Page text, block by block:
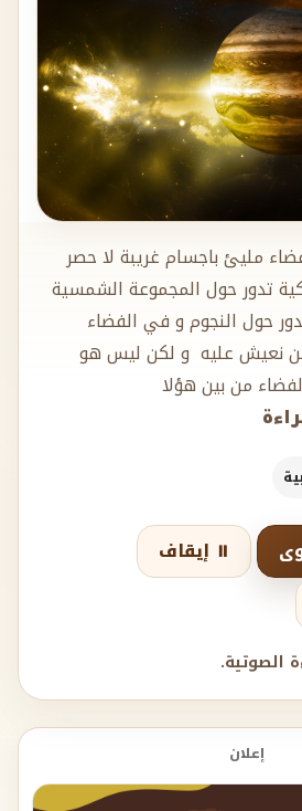
مليئ باجسام غريبة لا حصر
تدور حول المجموعة الشمسية
حول النجوم و في الفضاء
نعيش عليه و لكن ليس هو
من بين هؤلا
⏸️ إيقاف
الصوتية.
إعلان